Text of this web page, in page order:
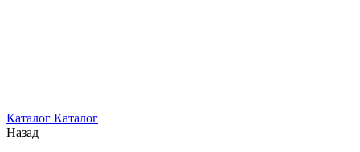
Каталог Каталог
Назад